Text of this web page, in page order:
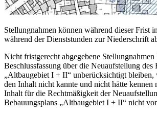
Stellungnahmen können während dieser Frist
während der Dienststunden zur Niederschrift
Nicht fristgerecht abgegebene
Beschlussfassung über die Neuaufstellung des
„Altbaugebiet I + II“ unberücksichtigt bleiben,
den Inhalt nicht kannte und nicht hätte kennen
Inhalt für die Rechtmäßigkeit der
Bebauungsplans „Altbaugebiet I + II“ nicht